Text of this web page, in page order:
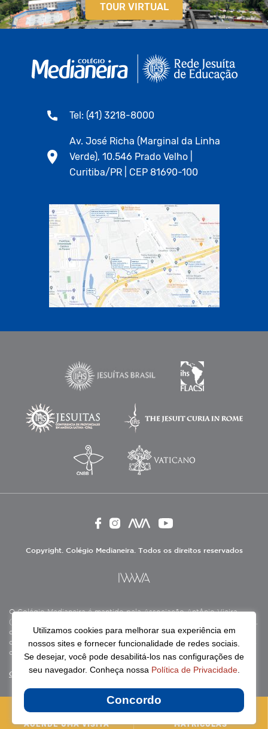
AGENDE UMA VISITA MATRÍCULAS
TOUR VIRTUAL
Tel: (41) 3218-8000
Av. José Richa (Marginal da Linha
Verde), 10.546 Prado Velho |
Curitiba/PR | CEP 81690-100
Copyright. Colégio Medianeira. Todos os direitos reservados
O Colégio Medianeira é mantido pela Associação Antônio Vieira
(ASAV), instituição de direito privado sem fins lucrativos, filantrópica,
de natureza educativa, cultural, assistencial e beneficente, certificada
como Entidade Beneficente de Assistência Social (CEBAS), nas áreas
de educação e assistência social.
Continue lendo
Utilizamos cookies para melhorar sua experiência em
nossos sites e fornecer funcionalidade de redes sociais.
Se desejar, você pode desabilitá-los nas configurações de
seu navegador. Conheça nossa Política de Privacidade.
Concordo